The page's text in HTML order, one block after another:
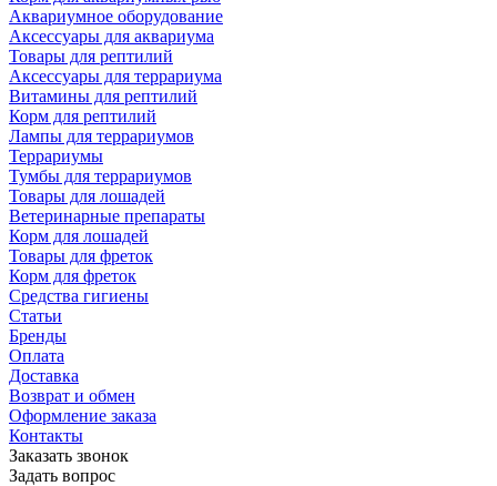
Аквариумное оборудование
Аксессуары для аквариума
Товары для рептилий
Аксессуары для террариума
Витамины для рептилий
Корм для рептилий
Лампы для террариумов
Террариумы
Тумбы для террариумов
Товары для лошадей
Ветеринарные препараты
Корм для лошадей
Товары для фреток
Корм для фреток
Средства гигиены
Статьи
Бренды
Оплата
Доставка
Возврат и обмен
Оформление заказа
Контакты
Заказать звонок
Задать вопрос